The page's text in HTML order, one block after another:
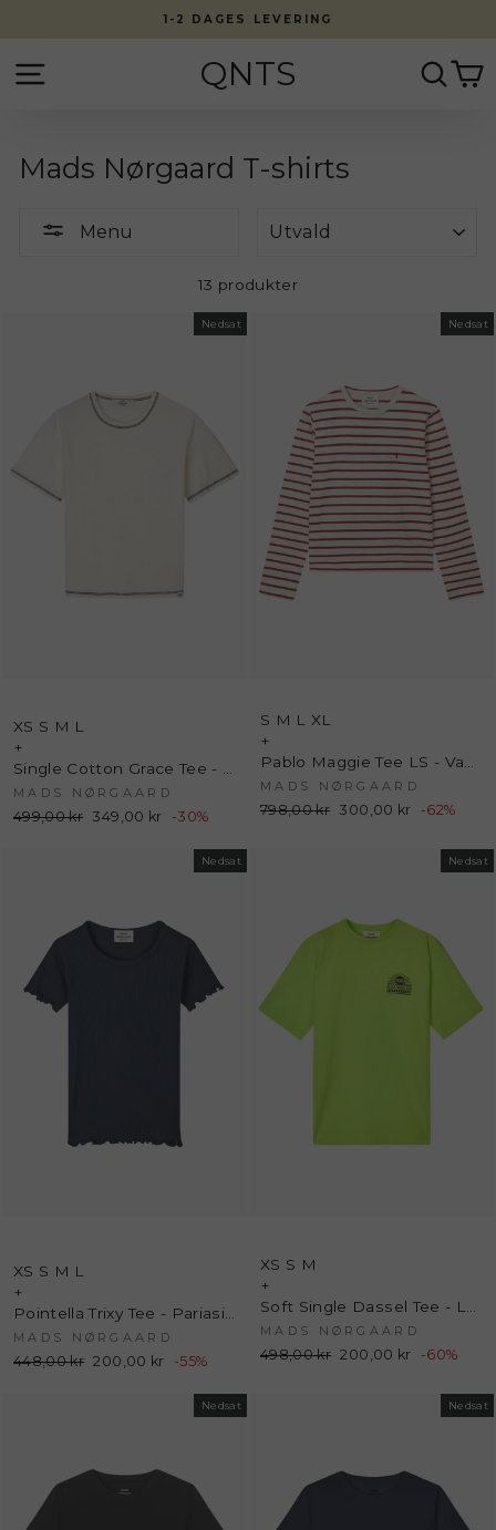
1-2 DAGES LEVERING
QNTS Søg
Mads Nørgaard T-shirts
Menu
13 produkter
Nedsat
XS S M L
+
MADS NØRGAARD
Normalpris
499,00 kr Udsalgspris
349,00 kr -30%
Nedsat
S M L XL
+
MADS NØRGAARD
Normalpris
798,00 kr Udsalgspris
300,00 kr -62%
Nedsat
XS S M L
+
MADS NØRGAARD
Normalpris
448,00 kr Udsalgspris
200,00 kr -55%
Nedsat
XS S M
+
MADS NØRGAARD
Normalpris
498,00 kr Udsalgspris
200,00 kr -60%
Nedsat Nedsat